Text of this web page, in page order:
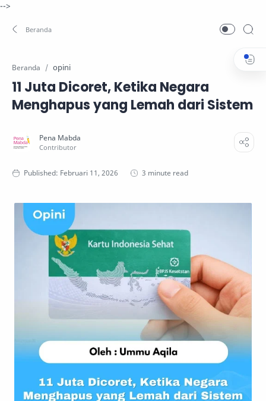
-->
Beranda opini
11 Juta Dicoret, Ketika Negara
Menghapus yang Lemah dari Sistem
3 minute read